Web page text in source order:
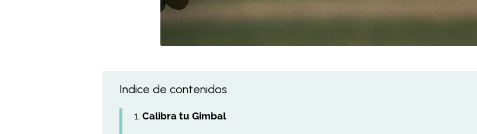
Indice de contenidos
Calibra tu Gimbal